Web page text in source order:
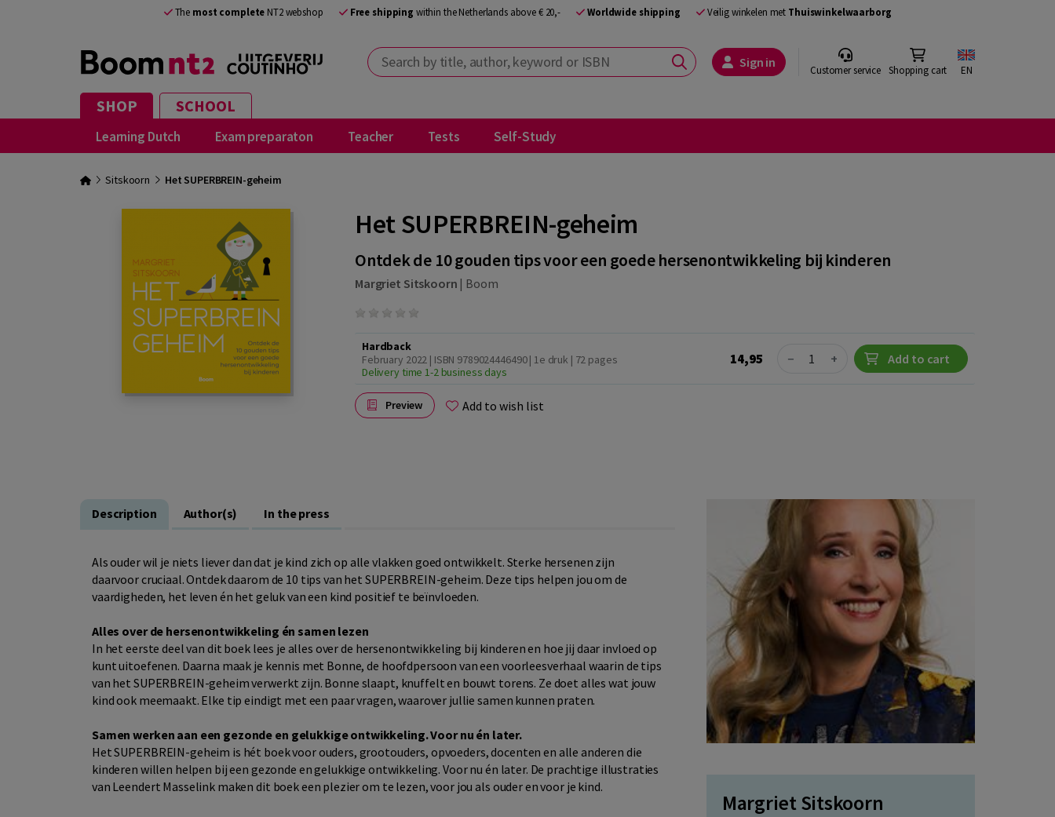
The most complete NT2 webshop Free shipping within the Netherlands above € 20,- Worldwide shipping Veilig winkelen met Thuiswinkelwaarborg
Search by title, author, keyword or ISBN Sign in Customer service Shopping cart EN
SHOP SCHOOL
Learning Dutch Exam preparaton Teacher Tests Self-Study
Sitskoorn Het SUPERBREIN-geheim
Het SUPERBREIN-geheim
Ontdek de 10 gouden tips voor een goede hersenontwikkeling bij kinderen
Margriet Sitskoorn | Boom
Hardback
February 2022 | ISBN 9789024446490 | 1e druk | 72 pages
Delivery time 1-2 business days
14,95 Quantity
− + Add to cart
Preview Add to wish list
Description Author(s) In the press
Als ouder wil je niets liever dan dat je kind zich op alle vlakken goed ontwikkelt. Sterke hersenen zijn
daarvoor cruciaal. Ontdek daarom de 10 tips van het SUPERBREIN-geheim. Deze tips helpen jou om de
vaardigheden, het leven én het geluk van een kind positief te beïnvloeden.
Alles over de hersenontwikkeling én samen lezen
In het eerste deel van dit boek lees je alles over de hersenontwikkeling bij kinderen en hoe jij daar invloed op
kunt uitoefenen. Daarna maak je kennis met Bonne, de hoofdpersoon van een voorleesverhaal waarin de tips
van het SUPERBREIN-geheim verwerkt zijn. Bonne slaapt, knuffelt en bouwt torens. Ze doet alles wat jouw
kind ook meemaakt. Elke tip eindigt met een paar vragen, waarover jullie samen kunnen praten.
Samen werken aan een gezonde en gelukkige ontwikkeling. Voor nu én later.
Het SUPERBREIN-geheim is hét boek voor ouders, grootouders, opvoeders, docenten en alle anderen die
kinderen willen helpen bij een gezonde en gelukkige ontwikkeling. Voor nu én later. De prachtige illustraties
van Leendert Masselink maken dit boek een plezier om te lezen, voor jou als ouder en voor je kind.
Margriet Sitskoorn